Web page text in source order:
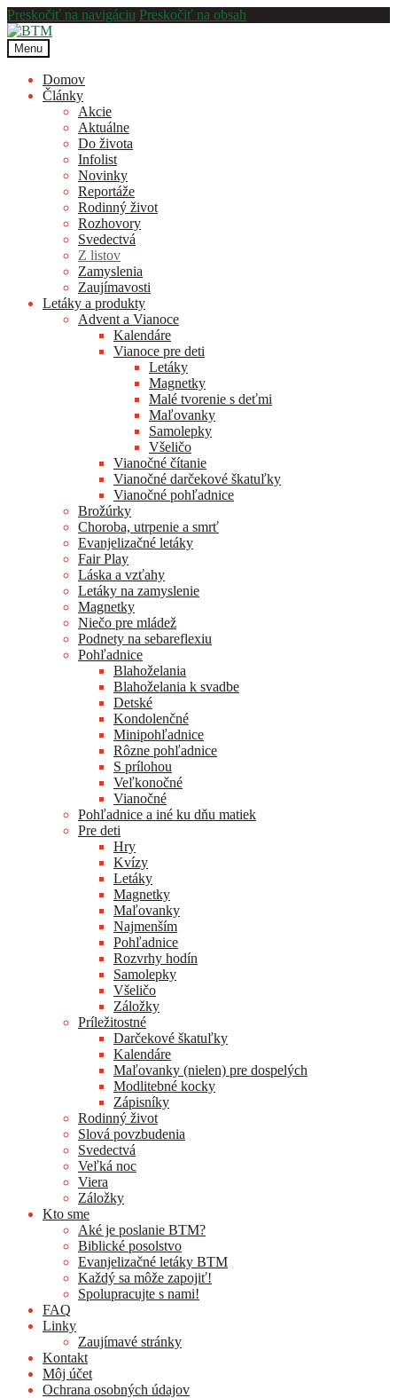
Preskočiť na navigáciu Preskočiť na obsah
Menu
Domov
Články
Akcie
Aktuálne
Do života
Infolist
Novinky
Reportáže
Rodinný život
Rozhovory
Svedectvá
Z listov
Zamyslenia
Zaujímavosti
Letáky a produkty
Advent a Vianoce
Kalendáre
Vianoce pre deti
Letáky
Magnetky
Malé tvorenie s deťmi
Maľovanky
Samolepky
Všeličo
Vianočné čítanie
Vianočné darčekové škatuľky
Vianočné pohľadnice
Brožúrky
Choroba, utrpenie a smrť
Evanjelizačné letáky
Fair Play
Láska a vzťahy
Letáky na zamyslenie
Magnetky
Niečo pre mládež
Podnety na sebareflexiu
Pohľadnice
Blahoželania
Blahoželania k svadbe
Detské
Kondolenčné
Minipohľadnice
Rôzne pohľadnice
S prílohou
Veľkonočné
Vianočné
Pohľadnice a iné ku dňu matiek
Pre deti
Hry
Kvízy
Letáky
Magnetky
Maľovanky
Najmenším
Pohľadnice
Rozvrhy hodín
Samolepky
Všeličo
Záložky
Príležitostné
Darčekové škatuľky
Kalendáre
Maľovanky (nielen) pre dospelých
Modlitebné kocky
Zápisníky
Rodinný život
Slová povzbudenia
Svedectvá
Veľká noc
Viera
Záložky
Kto sme
Aké je poslanie BTM?
Biblické posolstvo
Evanjelizačné letáky BTM
Každý sa môže zapojiť!
Spolupracujte s nami!
FAQ
Linky
Zaujímavé stránky
Kontakt
Môj účet
Ochrana osobných údajov